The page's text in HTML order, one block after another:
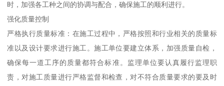
时，加强各工种之间的协调与配合，确保施工的顺利进行。
强化质量控制
严格执行质量标准：在施工过程中，严格按照和行业相关的质量标
准以及设计要求进行施工。施工单位要建立体系，加强质量自检，
确保每一道工序的质量都符合标准。监理单位要认真履行监理职
责，对施工质量进行严格监督和检查，对不符合质量要求的要及时